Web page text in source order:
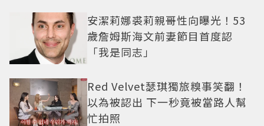
安潔莉娜裘莉親哥性向曝光！53
歲詹姆斯海文前妻節目首度認
「我是同志」
Red Velvet瑟琪獨旅糗事笑翻！
以為被認出 下一秒竟被當路人幫
忙拍照